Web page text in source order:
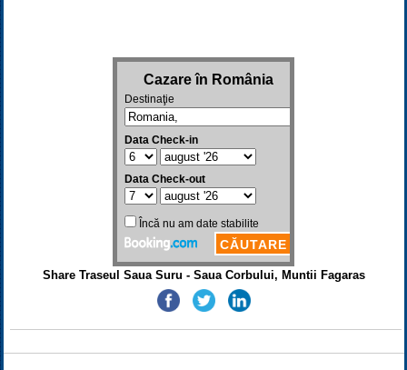
Share Traseul Saua Suru - Saua Corbului, Muntii Fagaras